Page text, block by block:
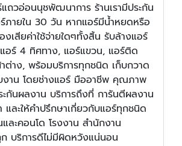
ถวอ่อนนุชพัฒนาการ ร้านเรามีประกัน
ภายใน 30 วัน หากแอร์มีน้ำหยดหรือ
งเสียค่าใช้จ่ายใดๆทั้งสิ้น รับล้างแอร์
อร์ 4 ทิศทาง, แอร์แขวน, แอร์ติด
ต่าง, พร้อมบริการทุกชนิด เก็บกวาด
งาน โดยช่างแอร์ มืออาชีพ คุณภาพ
ะกันผลงาน บริการถึงที่ การันตีผลงาน
และให้คำปรึกษาเกี่ยวกับแอร์ทุกชนิด
ละคอนโด โรงงาน สำนักงาน
บริการดีไม่มีผิดหวังแน่นอน